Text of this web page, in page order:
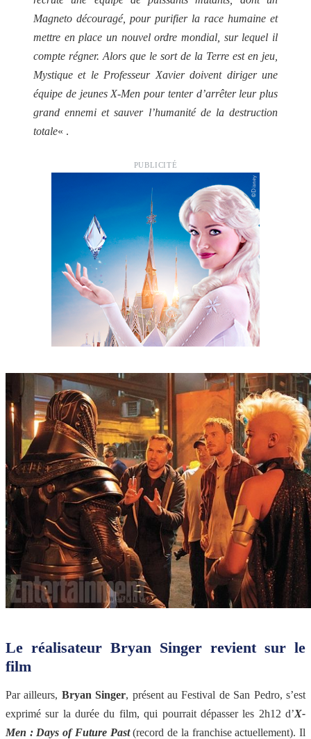
Magneto découragé, pour purifier la race humaine et
mettre en place un nouvel ordre mondial, sur lequel il
compte régner. Alors que le sort de la Terre est en jeu,
Mystique et le Professeur Xavier doivent diriger une
équipe de jeunes X-Men pour tenter d’arrêter leur plus
grand ennemi et sauver l’humanité de la destruction
totale« .
PUBLICITÉ
Le réalisateur Bryan Singer revient sur le
film
Par ailleurs, Bryan Singer, présent au Festival de San Pedro, s’est
exprimé sur la durée du film, qui pourrait dépasser les 2h12 d’X-
Men : Days of Future Past(record de la franchise actuellement). Il